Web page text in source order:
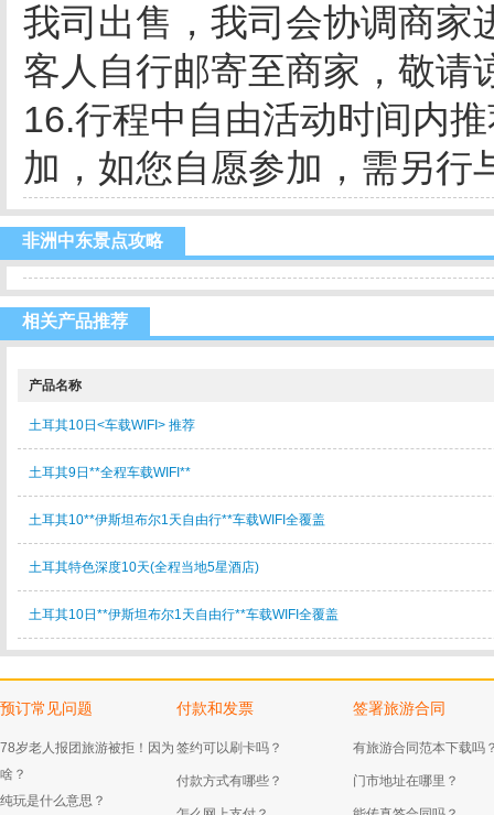
我司出售，我司会协调商家
客人自行邮寄至商家，敬请
16.行程中自由活动时间内
加，如您自愿参加，需另行
非洲中东景点攻略
相关产品推荐
产品名称
土耳其10日<车载WIFI> 推荐
土耳其9日**全程车载WIFI**
土耳其10**伊斯坦布尔1天自由行**车载WIFI全覆盖
土耳其特色深度10天(全程当地5星酒店)
土耳其10日**伊斯坦布尔1天自由行**车载WIFI全覆盖
预订常见问题
78岁老人报团旅游被拒！因为
啥？
纯玩是什么意思？
付款和发票
签约可以刷卡吗？
付款方式有哪些？
签署旅游合同
有旅游合同范本下载吗
门市地址在哪里？